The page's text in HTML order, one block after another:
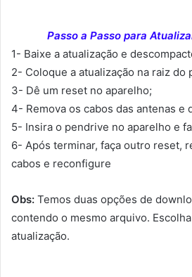
Passo a Passo para
1- Baixe a atualização e
2- Coloque a atualização na raiz do
3- Dê um reset no aparelho;
4- Remova os cabos das antenas e
5- Insira o pendrive no aparelho e
6- Após terminar, faça outro reset,
cabos e reconfigure
Obs: Temos duas opções de
contendo o mesmo arquivo.
atualização.